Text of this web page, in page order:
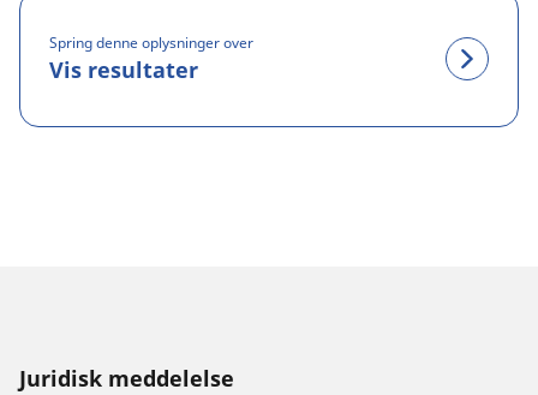
Spring denne oplysninger over
Vis resultater
Juridisk meddelelse